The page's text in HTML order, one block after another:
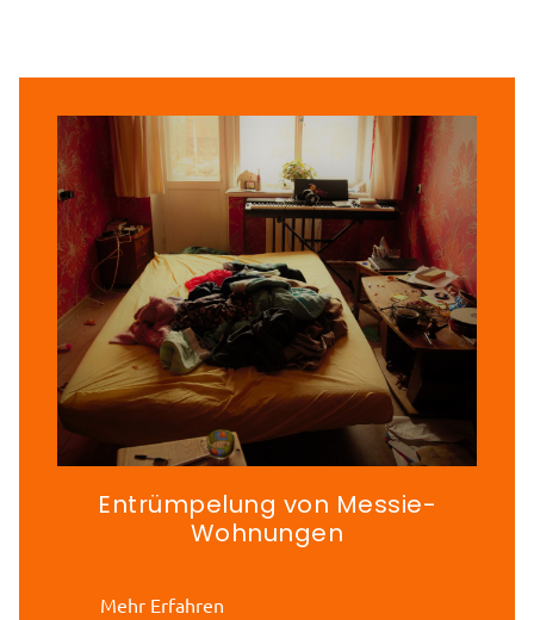
Entrümpelung von Messie-
Wohnungen
Mehr Erfahren